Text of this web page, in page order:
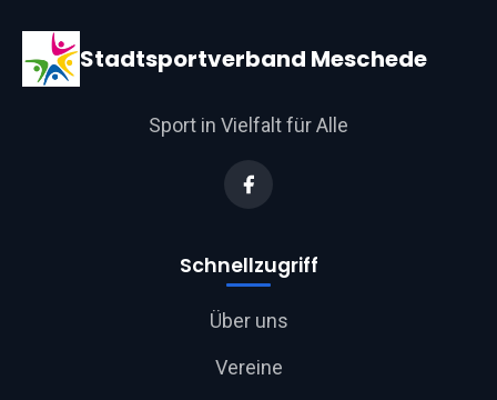
Stadtsportverband Meschede
Sport in Vielfalt für Alle
Schnellzugriff
Über uns
Vereine